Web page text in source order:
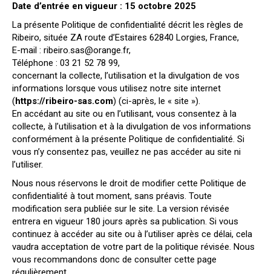
Date d’entrée en vigueur : 15 octobre 2025
La présente Politique de confidentialité décrit les règles de
Ribeiro, située ZA route d’Estaires 62840 Lorgies, France,
E-mail : ribeiro.sas@orange.fr,
Téléphone : 03 21 52 78 99,
concernant la collecte, l’utilisation et la divulgation de vos
informations lorsque vous utilisez notre site internet
(https://ribeiro-sas.com) (ci-après, le « site »).
En accédant au site ou en l’utilisant, vous consentez à la
collecte, à l’utilisation et à la divulgation de vos informations
conformément à la présente Politique de confidentialité. Si
vous n’y consentez pas, veuillez ne pas accéder au site ni
l’utiliser.
Nous nous réservons le droit de modifier cette Politique de
confidentialité à tout moment, sans préavis. Toute
modification sera publiée sur le site. La version révisée
entrera en vigueur 180 jours après sa publication. Si vous
continuez à accéder au site ou à l’utiliser après ce délai, cela
vaudra acceptation de votre part de la politique révisée. Nous
vous recommandons donc de consulter cette page